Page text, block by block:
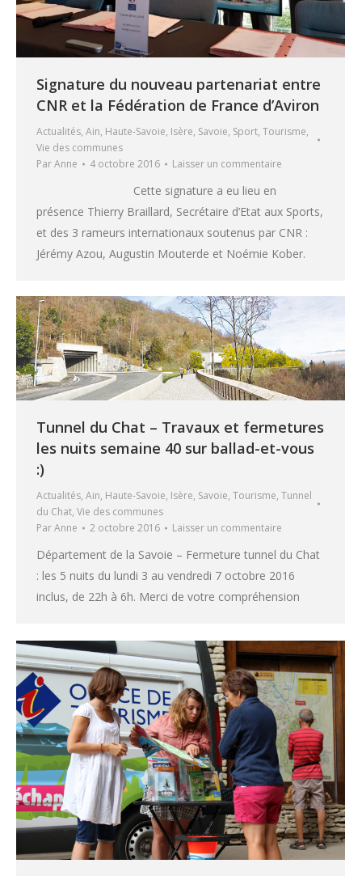
Signature du nouveau partenariat entre
CNR et la Fédération de France d’Aviron
Actualités, Ain, Haute-Savoie, Isère, Savoie, Sport, Tourisme,
Vie des communes
ParAnne 4 octobre 2016 Laisser un commentaire
Cette signature a eu lieu en
présence Thierry Braillard, Secrétaire d’Etat aux Sports,
et des 3 rameurs internationaux soutenus par CNR :
Jérémy Azou, Augustin Mouterde et Noémie Kober.
Tunnel du Chat – Travaux et fermetures
les nuits semaine 40 sur ballad-et-vous
:)
Actualités, Ain, Haute-Savoie, Isère, Savoie, Tourisme, Tunnel
du Chat, Vie des communes
ParAnne 2 octobre 2016 Laisser un commentaire
Département de la Savoie – Fermeture tunnel du Chat
: les 5 nuits du lundi 3 au vendredi 7 octobre 2016
inclus, de 22h à 6h. Merci de votre compréhension